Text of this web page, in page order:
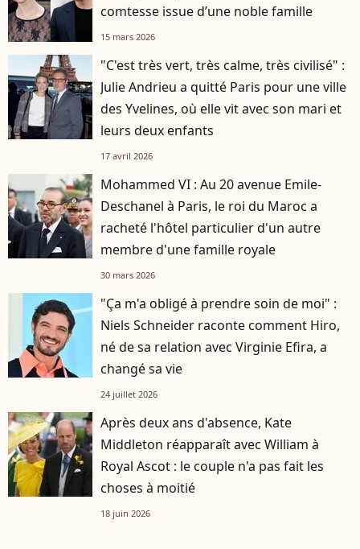
comtesse issue d’une noble famille
15 mars 2026
"C'est très vert, très calme, très civilisé" :
Julie Andrieu a quitté Paris pour une ville
des Yvelines, où elle vit avec son mari et
leurs deux enfants
17 avril 2026
Mohammed VI : Au 20 avenue Emile-
Deschanel à Paris, le roi du Maroc a
racheté l'hôtel particulier d'un autre
membre d'une famille royale
30 mars 2026
"Ça m'a obligé à prendre soin de moi" :
Niels Schneider raconte comment Hiro,
né de sa relation avec Virginie Efira, a
changé sa vie
24 juillet 2026
Après deux ans d'absence, Kate
Middleton réapparaît avec William à
Royal Ascot : le couple n'a pas fait les
choses à moitié
18 juin 2026